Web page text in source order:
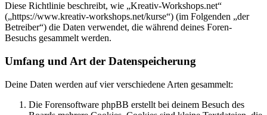
Diese Richtlinie beschreibt, wie „Kreativ-Workshops.net“
(„https://www.kreativ-workshops.net/kurse“) (im Folgenden „der
Betreiber“) die Daten verwendet, die während deines Foren-
Besuchs gesammelt werden.
Umfang und Art der Datenspeicherung
Deine Daten werden auf vier verschiedene Arten gesammelt:
Die Forensoftware phpBB erstellt bei deinem Besuch des